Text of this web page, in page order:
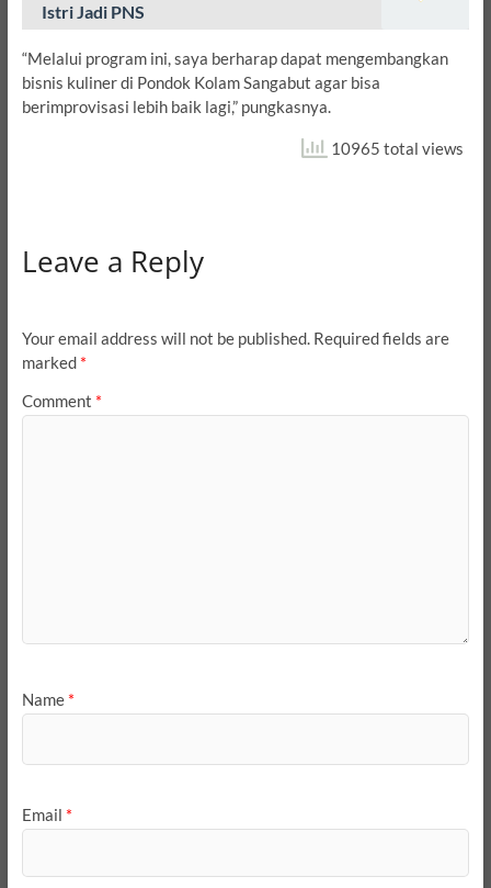
Istri Jadi PNS
“Melalui program ini, saya berharap dapat mengembangkan
bisnis kuliner di Pondok Kolam Sangabut agar bisa
berimprovisasi lebih baik lagi,” pungkasnya.
10965 total views
Leave a Reply
Your email address will not be published. Required fields are
marked *
Comment *
Name *
Email *